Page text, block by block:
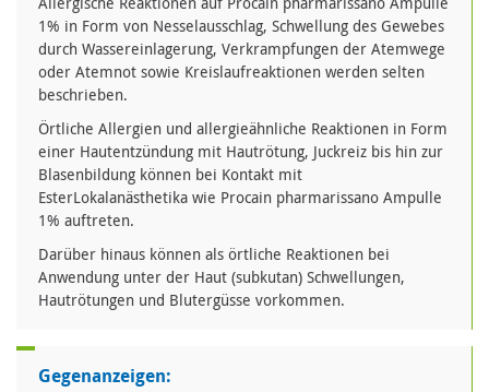
1% in Form von Nesselausschlag, Schwellung des Gewebes
durch Wassereinlagerung, Verkrampfungen der Atemwege
oder Atemnot sowie Kreislaufreaktionen werden selten
beschrieben.
Örtliche Allergien und allergieähnliche Reaktionen in Form
einer Hautentzündung mit Hautrötung, Juckreiz bis hin zur
Blasenbildung können bei Kontakt mit
EsterLokalanästhetika wie Procain pharmarissano Ampulle
1% auftreten.
Darüber hinaus können als örtliche Reaktionen bei
Anwendung unter der Haut (subkutan) Schwellungen,
Hautrötungen und Blutergüsse vorkommen.
Gegenanzeigen: